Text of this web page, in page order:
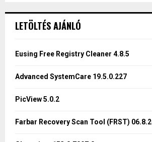
h
o
LETÖLTÉS AJÁNLÓ
Eusing Free Registry Cleaner 4.8.5
Advanced SystemCare 19.5.0.227
PicView 5.0.2
Farbar Recovery Scan Tool (FRST)